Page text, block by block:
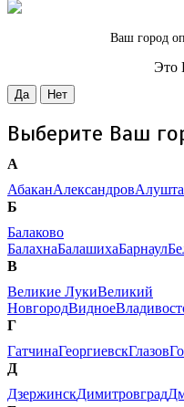
Ваш город
Это
Да Нет
Выберите Ваш
А
АбаканАлександровАлушта
Б
Балаково
БалахнаБалашихаБарнаул
В
Великие ЛукиВеликий
НовгородВидное
Г
ГатчинаГеоргиевскГлазов
Д
ДзержинскДимитровград